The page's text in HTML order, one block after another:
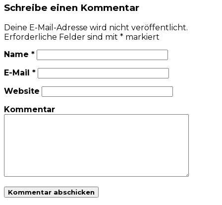
Schreibe einen Kommentar
Deine E-Mail-Adresse wird nicht veröffentlicht.
Erforderliche Felder sind mit * markiert
Name *
E-Mail *
Website
Kommentar